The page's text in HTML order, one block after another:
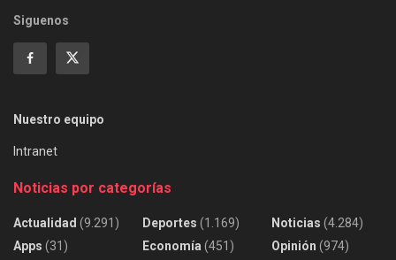
Siguenos
Nuestro equipo
Intranet
Noticias por categorías
Actualidad (9.291)
Apps (31)
Deportes (1.169)
Economía (451)
Noticias (4.284)
Opinión (974)